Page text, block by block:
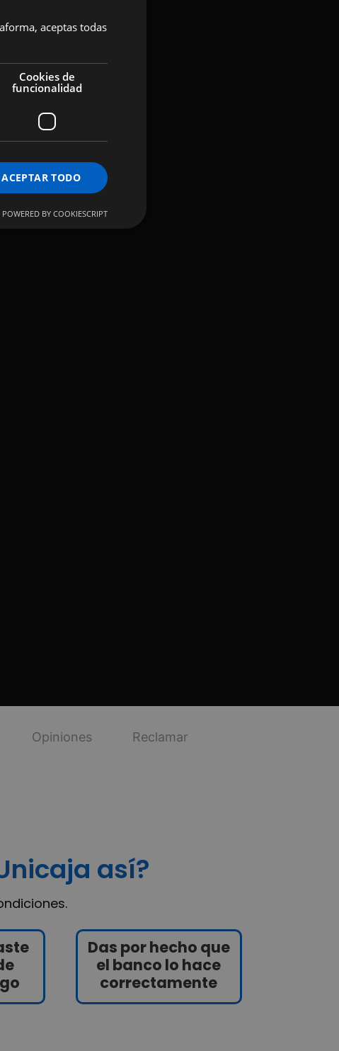
Opiniones Reclamar
así?
Das por hecho que
el banco lo hace
correctamente
aceptas todas
Cookies de
funcionalidad
ACEPTAR TODO
POWERED BY COOKIESCRIPT